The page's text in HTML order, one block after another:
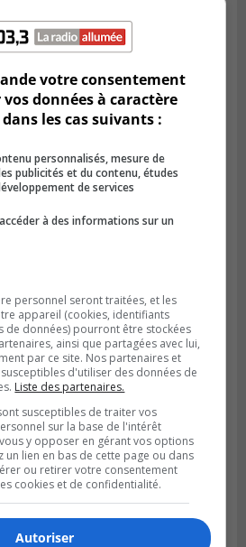
fait le plongeon en
s’armer contre les
votre consentement
données à caractère
les cas suivants :
personnalisés, mesure de
publicités et du contenu, études
de services
à des informations sur un
personnel seront traitées, et les
appareil (cookies, identifiants
de données) pourront être stockées
ainsi que partagées avec lui,
par ce site. Nos partenaires et
d'utiliser des données de
Liste des partenaires.
susceptibles de traiter vos
sur la base de l'intérêt
y opposer en gérant vos options
un lien en bas de cette page ou dans
ou retirer votre consentement
cookies et de confidentialité.
Autoriser